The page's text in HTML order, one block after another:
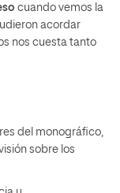
cuando vemos la
acordar
nos cuesta tanto
del monográfico,
sobre los